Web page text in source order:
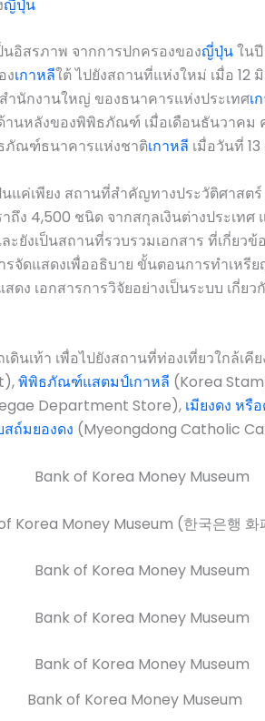
ญี่ปุ่น
อิสรภาพ จากการปกครองของญี่ปุ่นในปี
งเกาหลีใต้ ไปยังสถานที่แห่งใหม่ เมื่อ 12
ำนักงานใหญ่ ของธนาคารแห่งประเทศเ
านหลังของพิพิธภัณฑ์ เมื่อเดือนธันวาคม
ภัณฑ์ธนาคารแห่งชาติเกาหลี เมื่อวันที่
ค่เพียง สถานที่สำคัญทางประวัติศาสตร์
ถึง 4,500 ชนิด จากสกุลเงินต่างประเทศ
ะยังเป็นสถานที่รวบรวมเอกสาร ที่เกี่ยว
รจัดแสดงเพื่ออธิบาย ขั้นตอนการทำเหรี
ง เอกสารการวิจัยอย่างเป็นระบบ เกี่ยว
นเท้า เพื่อไปยังสถานที่ท่องเที่ยวใกล้เคีย
พิพิธภัณฑ์แสตมป์เกาหลี (Korea
Department Store), เมียงดง หรื
สถ์มยองดง (Myeongdong Catholic
Bank of Korea Money Museum